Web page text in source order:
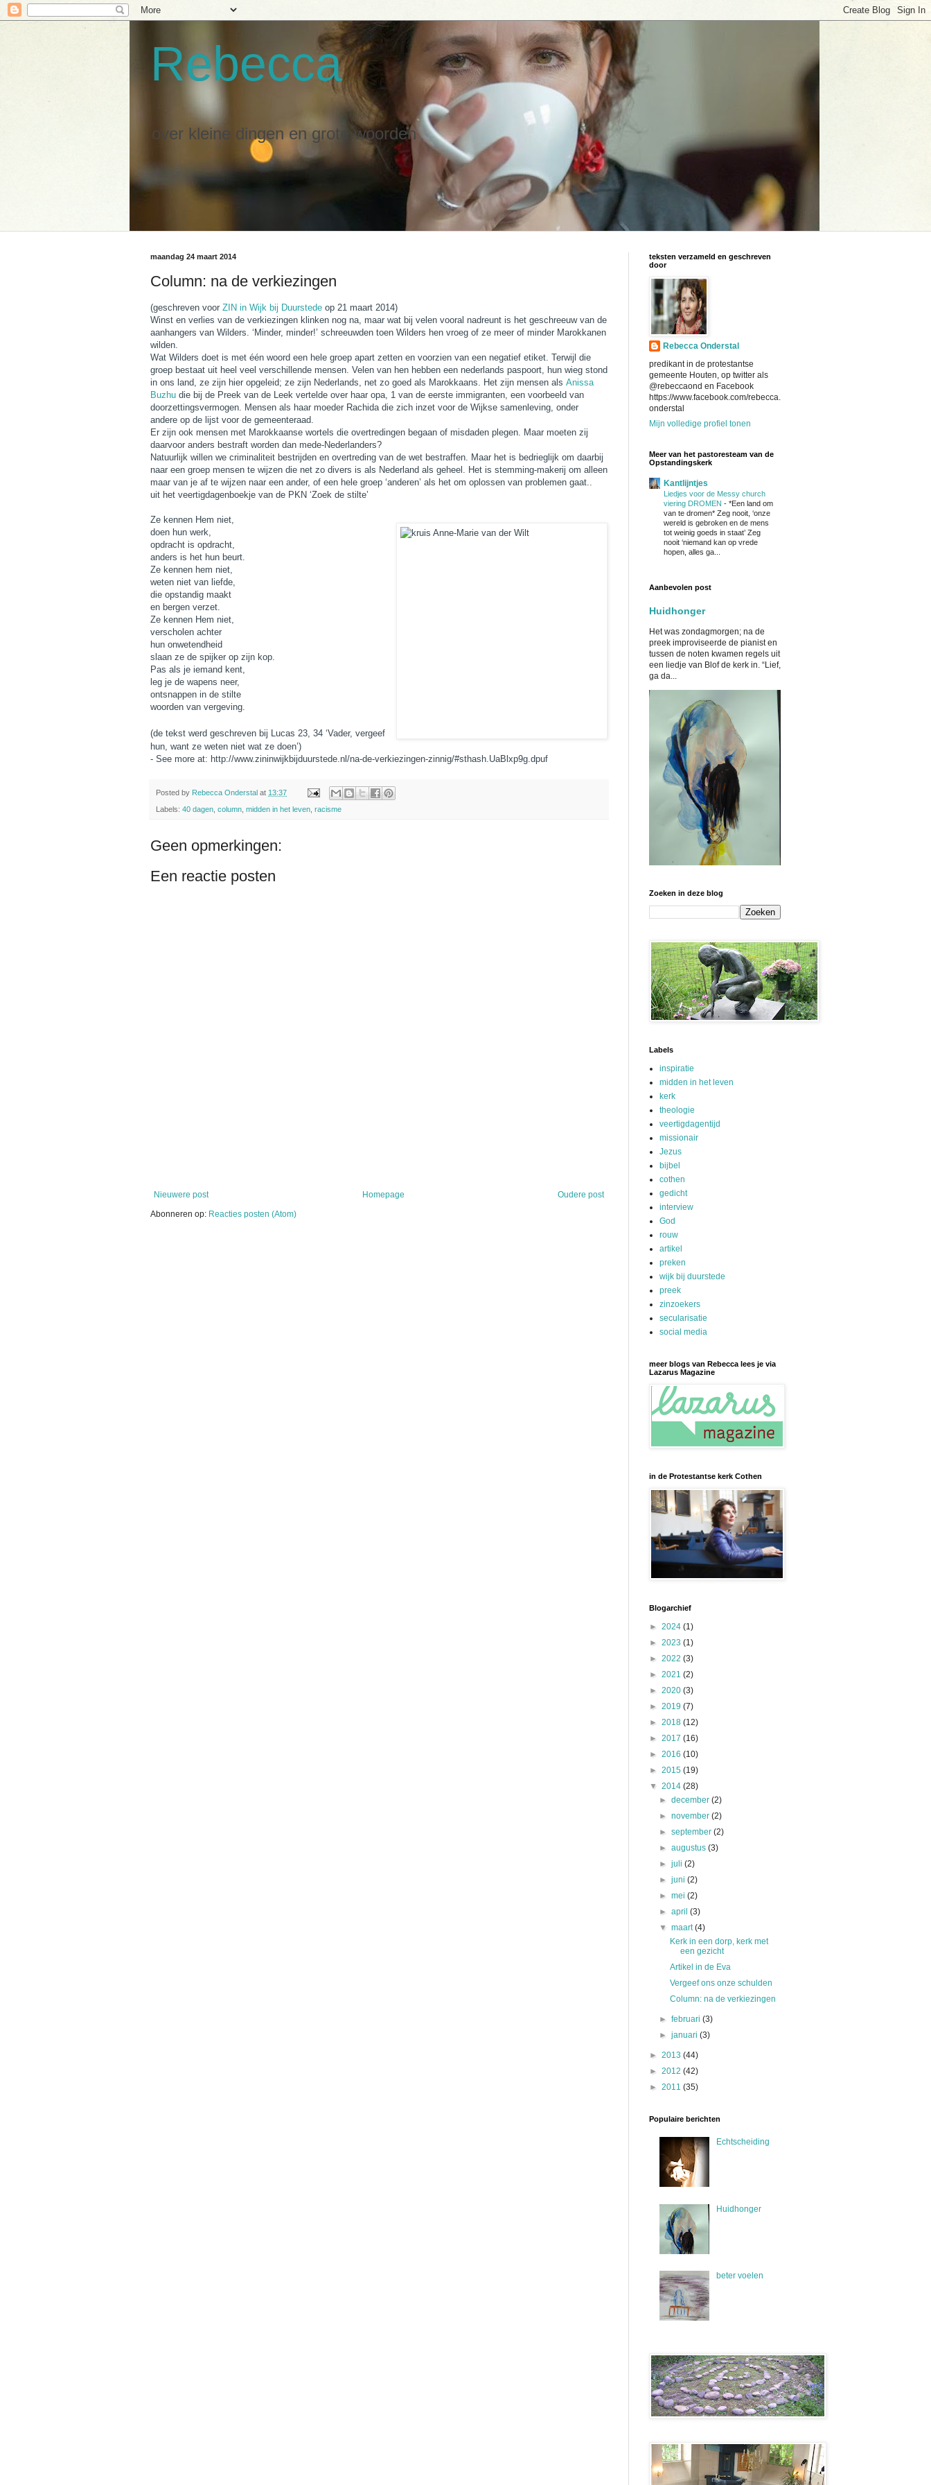
Rebecca
over kleine dingen en grote woorden
maandag 24 maart 2014
Column: na de verkiezingen
(geschreven voor ZIN in Wijk bij Duurstede op 21 maart 2014)
Winst en verlies van de verkiezingen klinken nog na, maar wat bij velen vooral nadreunt is het geschreeuw van de
aanhangers van Wilders. ‘Minder, minder!’ schreeuwden toen Wilders hen vroeg of ze meer of minder Marokkanen
wilden.
Wat Wilders doet is met één woord een hele groep apart zetten en voorzien van een negatief etiket. Terwijl die
groep bestaat uit heel veel verschillende mensen. Velen van hen hebben een nederlands paspoort, hun wieg stond
in ons land, ze zijn hier opgeleid; ze zijn Nederlands, net zo goed als Marokkaans. Het zijn mensen als Anissa
Buzhu die bij de Preek van de Leek vertelde over haar opa, 1 van de eerste immigranten, een voorbeeld van
doorzettingsvermogen. Mensen als haar moeder Rachida die zich inzet voor de Wijkse samenleving, onder
andere op de lijst voor de gemeenteraad.
Er zijn ook mensen met Marokkaanse wortels die overtredingen begaan of misdaden plegen. Maar moeten zij
daarvoor anders bestraft worden dan mede-Nederlanders?
Natuurlijk willen we criminaliteit bestrijden en overtreding van de wet bestraffen. Maar het is bedrieglijk om daarbij
naar een groep mensen te wijzen die net zo divers is als Nederland als geheel. Het is stemming-makerij om alleen
maar van je af te wijzen naar een ander, of een hele groep ‘anderen’ als het om oplossen van problemen gaat..
uit het veertigdagenboekje van de PKN ‘Zoek de stilte’
Ze kennen Hem niet,
doen hun werk,
opdracht is opdracht,
anders is het hun beurt.
Ze kennen hem niet,
weten niet van liefde,
die opstandig maakt
en bergen verzet.
Ze kennen Hem niet,
verscholen achter
hun onwetendheid
slaan ze de spijker op zijn kop.
Pas als je iemand kent,
leg je de wapens neer,
ontsnappen in de stilte
woorden van vergeving.
(de tekst werd geschreven bij Lucas 23, 34 ‘Vader, vergeef
hun, want ze weten niet wat ze doen’)
- See more at: http://www.zininwijkbijduurstede.nl/na-de-verkiezingen-zinnig/#sthash.UaBlxp9g.dpuf
Posted by Rebecca Onderstal at 13:37
Labels: 40 dagen column midden in het leven racisme
Geen opmerkingen:
Een reactie posten
Nieuwere post Oudere post
Homepage
Abonneren op: Reacties posten (Atom)
teksten verzameld en geschreven
door
Rebecca Onderstal
predikant in de protestantse
gemeente Houten, op twitter als
@rebeccaond en Facebook
https://www.facebook.com/rebecca.
onderstal
Mijn volledige profiel tonen
Meer van het pastoresteam van de
Opstandingskerk
Kantlijntjes
Liedjes voor de Messy church
viering DROMEN - *Een land om
van te dromen* Zeg nooit, ‘onze
wereld is gebroken en de mens
tot weinig goeds in staat’ Zeg
nooit ‘niemand kan op vrede
hopen, alles ga...
Aanbevolen post
Huidhonger
Het was zondagmorgen; na de
preek improviseerde de pianist en
tussen de noten kwamen regels uit
een liedje van Blof de kerk in. “Lief,
ga da...
Zoeken in deze blog
Labels
inspiratie
midden in het leven
kerk
theologie
veertigdagentijd
missionair
Jezus
bijbel
cothen
gedicht
interview
God
rouw
artikel
preken
wijk bij duurstede
preek
zinzoekers
secularisatie
social media
meer blogs van Rebecca lees je via
Lazarus Magazine
in de Protestantse kerk Cothen
Blogarchief
► 2024 (1)
► 2023 (1)
► 2022 (3)
► 2021 (2)
► 2020 (3)
► 2019 (7)
► 2018 (12)
► 2017 (16)
► 2016 (10)
► 2015 (19)
▼ 2014 (28)
►december(2)
►november(2)
►september(2)
►augustus(3)
►juli(2)
►juni(2)
►mei(2)
►april(3)
▼maart(4)
Kerk in een dorp, kerk met
een gezicht
Artikel in de Eva
Vergeef ons onze schulden
Column: na de verkiezingen
►februari(3)
►januari(3)
► 2013 (44)
► 2012 (42)
► 2011 (35)
Populaire berichten
Echtscheiding
Huidhonger
beter voelen